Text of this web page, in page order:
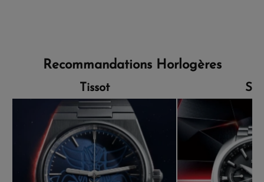
Recommandations Horlogères
Tissot